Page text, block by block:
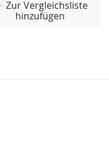
Zur Vergleichsliste
hinzufügen